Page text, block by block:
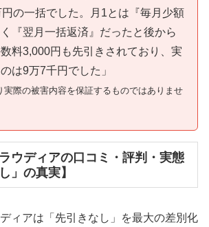
の一括でした。月1とは『毎月少額
『翌月一括返済』だったと後から
料3,000円も先引きされており、実
は9万7千円でした」
際の被害内容を保証するものではありませ
ウディアの口コミ・評判・実態
」の真実】
ィアは「先引きなし」を最大の差別化